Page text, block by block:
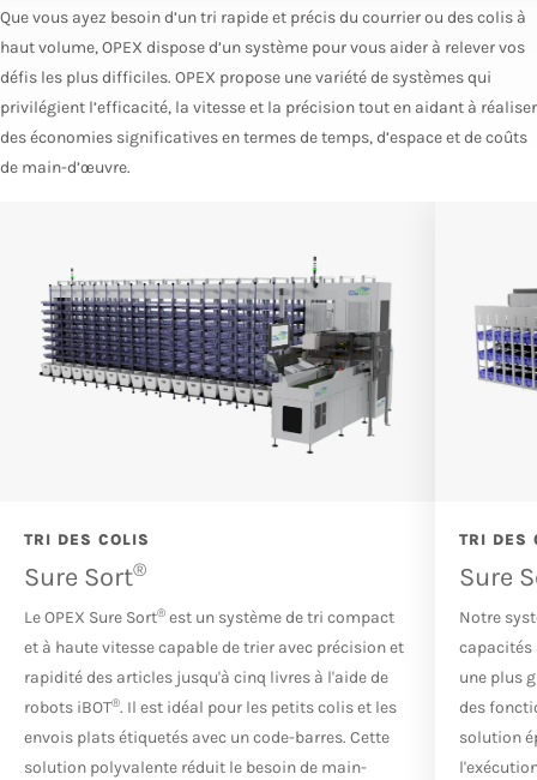
Que vous ayez besoin d’un tri rapide et précis du courrier ou des colis à
haut volume, OPEX dispose d’un système pour vous aider à relever vos
défis les plus difficiles. OPEX propose une variété de systèmes qui
privilégient l’efficacité, la vitesse et la précision tout en aidant à réaliser
des économies significatives en termes de temps, d’espace et de coûts
de main-d’œuvre.
TRI DES COLIS
Sure Sort®
Le OPEX Sure Sort® est un système de tri compact
et à haute vitesse capable de trier avec précision et
rapidité des articles jusqu'à cinq livres à l'aide de
robots iBOT®. Il est idéal pour les petits colis et les
envois plats étiquetés avec un code-barres. Cette
solution polyvalente réduit le besoin de main-
TRI DES
Sure
Notre
capacités
une plus
des
solution